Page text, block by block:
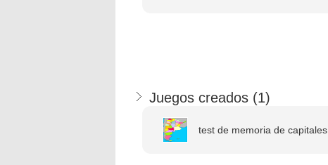
Juegos creados (1)
test de memoria de capitales